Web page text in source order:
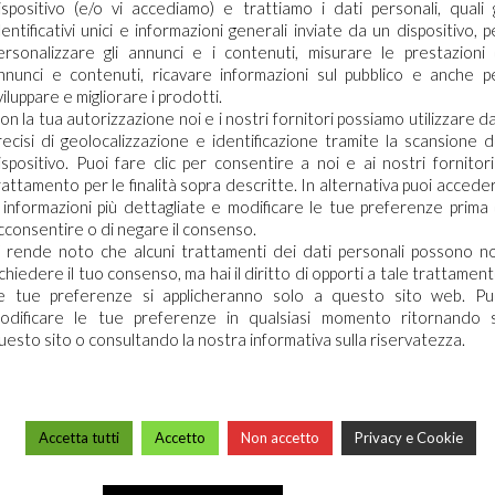
(e/o vi accediamo) e trattiamo i dati personali, quali
unici e informazioni generali inviate da un dispositivo,
gli annunci e i contenuti, misurare le prestazioni
e contenuti, ricavare informazioni sul pubblico e anche
e migliorare i prodotti.
la tua autorizzazione noi e i nostri fornitori possiamo utilizzare
di geolocalizzazione e identificazione tramite la scansione
Puoi fare clic per consentire a noi e ai nostri
per le finalità sopra descritte. In alternativa puoi
informazioni più dettagliate e modificare le tue preferenze prima
o di negare il consenso.
rende noto che alcuni trattamenti dei dati personali possono
il tuo consenso, ma hai il diritto di opporti a tale
tue preferenze si applicheranno solo a questo sito web.
le tue preferenze in qualsiasi momento ritornando
sito o consultando la nostra informativa sulla riservatezza.
Accetta tutti Accetto Non accetto Privacy e Cookie
effettuare il login
le schede di sicurezza e le schede tecniche è necessario
al portale. Se ancora non hai un account puoi effettuare la
del tuo profilo e ottenere le credenziali di accesso.
ACCEDI O REGISTRATI